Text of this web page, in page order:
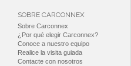
SOBRE CARCONNEX
Sobre Carconnex
¿Por qué elegir Carconnex?
Conoce a nuestro equipo
Realice la visita guiada
Contacte con nosotros